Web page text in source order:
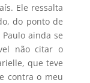
Ele ressalta
do ponto de
ainda se
não citar o
que teve
contra o meu